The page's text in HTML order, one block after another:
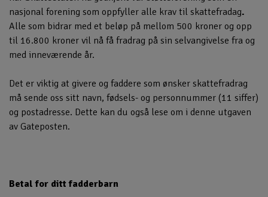
nasjonal forening som oppfyller alle krav til skattefradag.
Alle som bidrar med et beløp på mellom 500 kroner og opp
til 16.800 kroner vil nå få fradrag på sin selvangivelse fra og
med inneværende år.
Det er viktig at givere og faddere som ønsker skattefradrag
må sende oss sitt navn, fødsels- og personnummer (11 siffer)
og postadresse. Dette kan du også lese om i denne utgaven
av Gateposten.
Betal for ditt fadderbarn